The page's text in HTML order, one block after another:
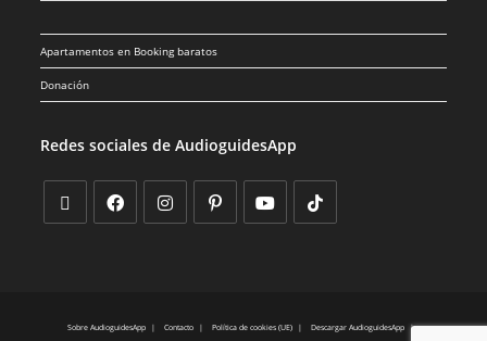
Apartamentos en Booking baratos
Donación
Redes sociales de AudioguidesApp
Sobre AudioguidesApp Contacto Política de cookies (UE) Descargar AudioguidesApp